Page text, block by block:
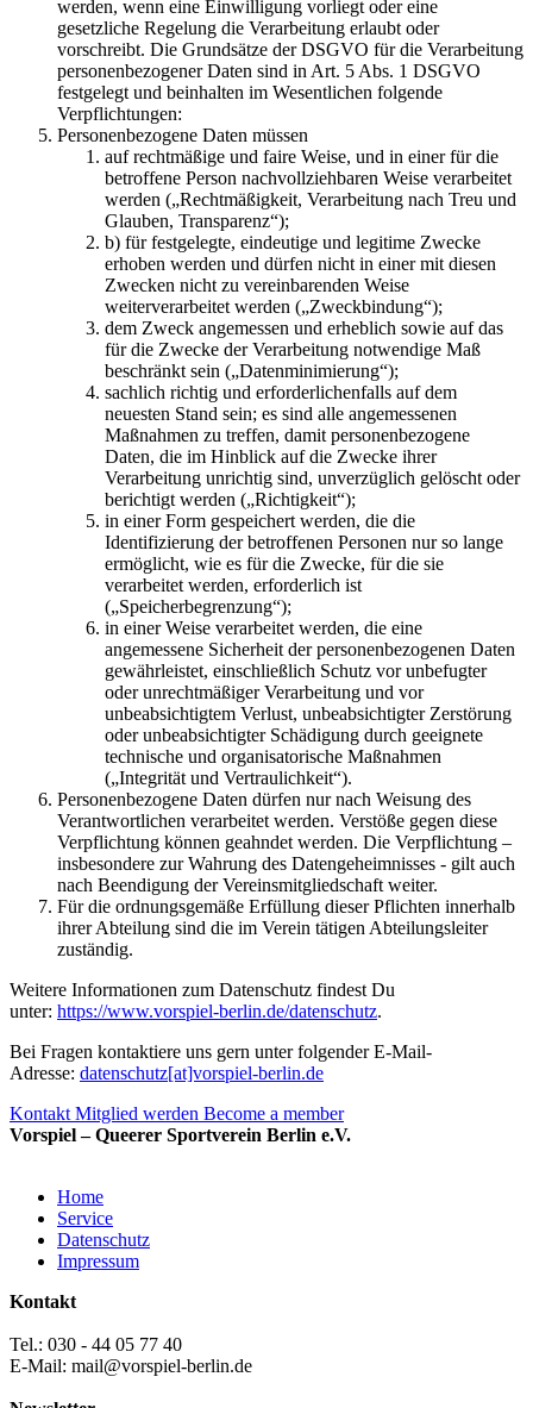
werden, wenn eine Einwilligung vorliegt oder eine
gesetzliche Regelung die Verarbeitung erlaubt oder
vorschreibt. Die Grundsätze der DSGVO für die Verarbeitung
personenbezogener Daten sind in Art. 5 Abs. 1 DSGVO
festgelegt und beinhalten im Wesentlichen folgende
Verpflichtungen:
Personenbezogene Daten müssen
auf rechtmäßige und faire Weise, und in einer für die
betroffene Person nachvollziehbaren Weise verarbeitet
werden („Rechtmäßigkeit, Verarbeitung nach Treu und
Glauben, Transparenz“);
b) für festgelegte, eindeutige und legitime Zwecke
erhoben werden und dürfen nicht in einer mit diesen
Zwecken nicht zu vereinbarenden Weise
weiterverarbeitet werden („Zweckbindung“);
dem Zweck angemessen und erheblich sowie auf das
für die Zwecke der Verarbeitung notwendige Maß
beschränkt sein („Datenminimierung“);
sachlich richtig und erforderlichenfalls auf dem
neuesten Stand sein; es sind alle angemessenen
Maßnahmen zu treffen, damit personenbezogene
Daten, die im Hinblick auf die Zwecke ihrer
Verarbeitung unrichtig sind, unverzüglich gelöscht oder
berichtigt werden („Richtigkeit“);
in einer Form gespeichert werden, die die
Identifizierung der betroffenen Personen nur so lange
ermöglicht, wie es für die Zwecke, für die sie
verarbeitet werden, erforderlich ist
(„Speicherbegrenzung“);
in einer Weise verarbeitet werden, die eine
angemessene Sicherheit der personenbezogenen Daten
gewährleistet, einschließlich Schutz vor unbefugter
oder unrechtmäßiger Verarbeitung und vor
unbeabsichtigtem Verlust, unbeabsichtigter Zerstörung
oder unbeabsichtigter Schädigung durch geeignete
technische und organisatorische Maßnahmen
(„Integrität und Vertraulichkeit“).
Personenbezogene Daten dürfen nur nach Weisung des
Verantwortlichen verarbeitet werden. Verstöße gegen diese
Verpflichtung können geahndet werden. Die Verpflichtung –
insbesondere zur Wahrung des Datengeheimnisses - gilt auch
nach Beendigung der Vereinsmitgliedschaft weiter.
Für die ordnungsgemäße Erfüllung dieser Pflichten innerhalb
ihrer Abteilung sind die im Verein tätigen Abteilungsleiter
zuständig.
Weitere Informationen zum Datenschutz findest Du
unter: https://www.vorspiel-berlin.de/datenschutz.
Bei Fragen kontaktiere uns gern unter folgender E-Mail-
Adresse: datenschutz[at]vorspiel-berlin.de
Kontakt Mitglied werden Become a member
Vorspiel – Queerer Sportverein Berlin e.V.
Home
Service
Datenschutz
Impressum
Kontakt
Tel.: 030 - 44 05 77 40
E-Mail: mail@vorspiel-berlin.de